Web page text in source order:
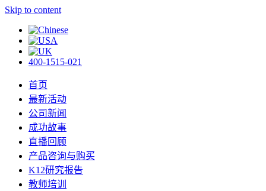
Skip to content
400-1515-021
首页
最新活动
公司新闻
成功故事
直播回顾
产品咨询与购买
K12研究报告
教师培训